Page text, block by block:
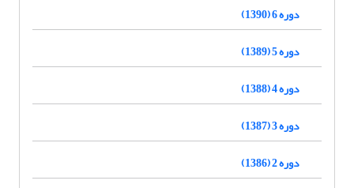
دوره 6 (1390)
دوره 5 (1389)
دوره 4 (1388)
دوره 3 (1387)
دوره 2 (1386)